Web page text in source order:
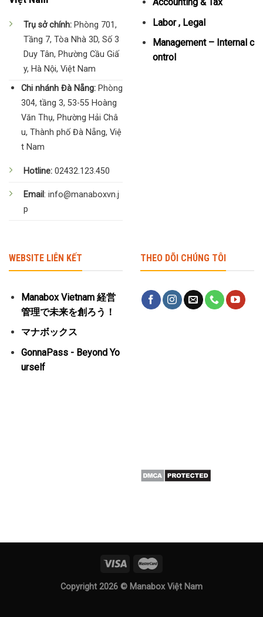
Trụ sở chính: Phòng 701,
Tầng 7, Tòa Nhà 3D, Số 3
Duy Tân, Phường Cầu Giấ
y, Hà Nội, Việt Nam
Chi nhánh Đà Nẵng:Phòng
304, tầng 3, 53-55 Hoàng
Văn Thụ, Phường Hải Châ
u, Thành phố Đà Nẵng, Việ
t Nam
Hotline: 02432.123.450
Email: info@manaboxvn.j
p
Labor , Legal
Management – Internal c
ontrol
WEBSITE LIÊN KẾT
Manabox Vietnam 経営
管理で未来を創ろう！
マナボックス
GonnaPass - Beyond Yo
urself
THEO DÕI CHÚNG TÔI
Copyright 2026 © Manabox Việt Nam